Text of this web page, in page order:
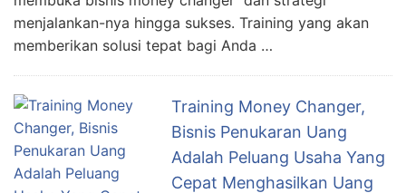
menjalankan-nya hingga sukses. Training yang akan
memberikan solusi tepat bagi Anda …
Training Money Changer,
Bisnis Penukaran Uang
Adalah Peluang Usaha Yang
Cepat Menghasilkan Uang